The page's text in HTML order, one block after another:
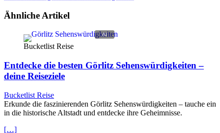
Ähnliche Artikel
Bucketlist Reise
Entdecke die besten Görlitz Sehenswürdigkeiten –
deine Reiseziele
Bucketlist Reise
Erkunde die faszinierenden Görlitz Sehenswürdigkeiten – tauche ein
in die historische Altstadt und entdecke ihre Geheimnisse.
[…]